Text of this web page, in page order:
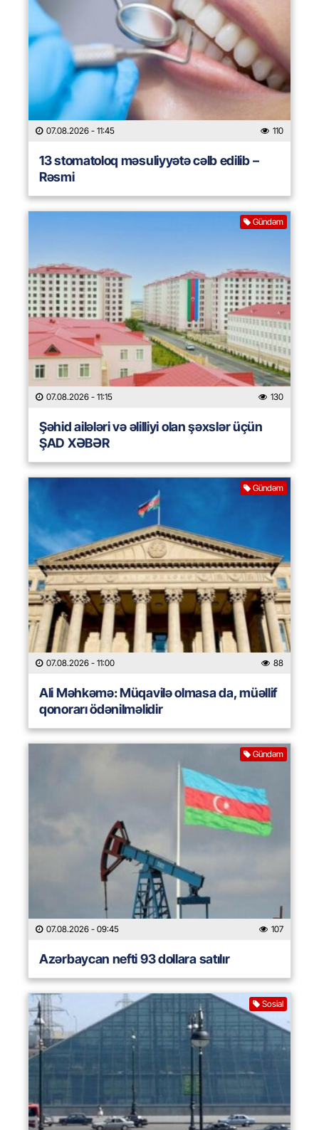
07.08.2026 - 11:45 110
13 stomatoloq məsuliyyətə cəlb edilib –
Rəsmi
Gündəm
07.08.2026 - 11:15 130
Şəhid ailələri və əlilliyi olan şəxslər üçün
ŞAD XƏBƏR
Gündəm
07.08.2026 - 11:00 88
Ali Məhkəmə: Müqavilə olmasa da, müəllif
qonorarı ödənilməlidir
Gündəm
07.08.2026 - 09:45 107
Azərbaycan nefti 93 dollara satılır
Sosial